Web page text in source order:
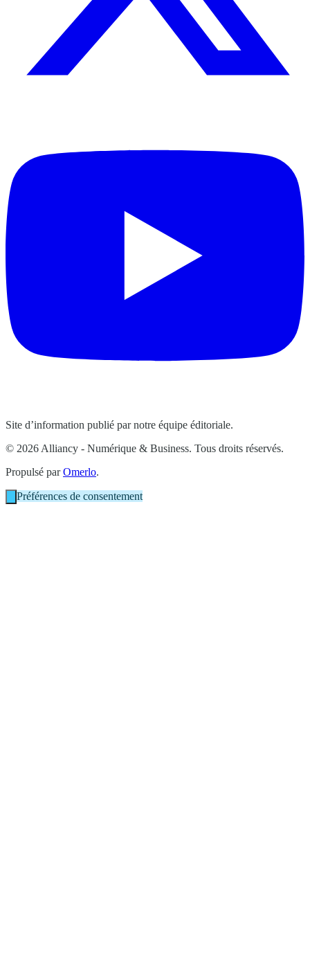
Site d’information publié par notre équipe éditoriale.
© 2026 Alliancy - Numérique & Business. Tous droits réservés.
Propulsé parOmerlo.
Préférences de consentement